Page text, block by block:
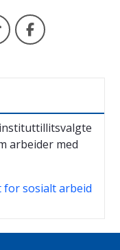
Instagramkonto
offisielle Snapchat
NTNUs offisielle
NTNUs
arbeider med
sosialt arbeid